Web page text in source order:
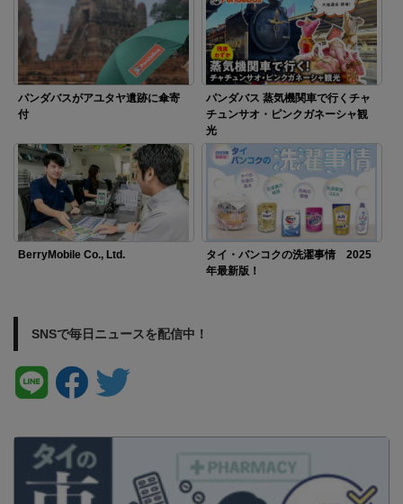
パンダバスがアユタヤ遺跡に傘寄
付
パンダバス 蒸気機関車で行くチャ
チュンサオ・ピンクガネーシャ観
光
BerryMobile Co., Ltd.
タイ・バンコクの洗濯事情 2025
年最新版！
SNSで毎日ニュースを配信中！